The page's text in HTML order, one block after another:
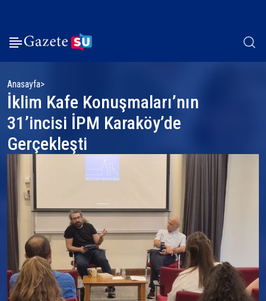
Anasayfa
İklim Kafe Konuşmaları’nın
31’incisi İPM Karaköy’de
Gerçekleşti